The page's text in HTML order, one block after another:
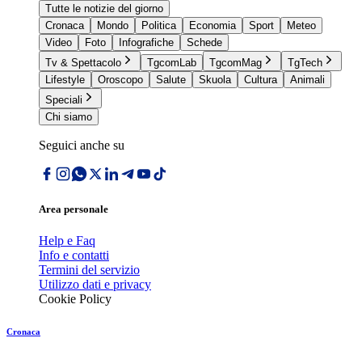
Tutte le notizie del giorno
Cronaca
Mondo Politica Economia Sport
Meteo
Video
Foto Infografiche
Schede
Tv & Spettacolo
TgcomLab TgcomMag
TgTech
Lifestyle
Oroscopo Salute Skuola Cultura
Animali
Speciali
Chi siamo
Seguici anche su
Area personale
Help e Faq
Info e contatti
Termini del servizio
Utilizzo dati e privacy
Cookie Policy
Cronaca